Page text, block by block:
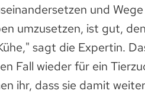
und
umzusetzen, ist gut,
sagt die Expertin.
Fall wieder für ein
ihr, dass sie damit